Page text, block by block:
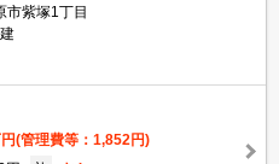
市紫塚1丁目
(管理費等：1,852円)